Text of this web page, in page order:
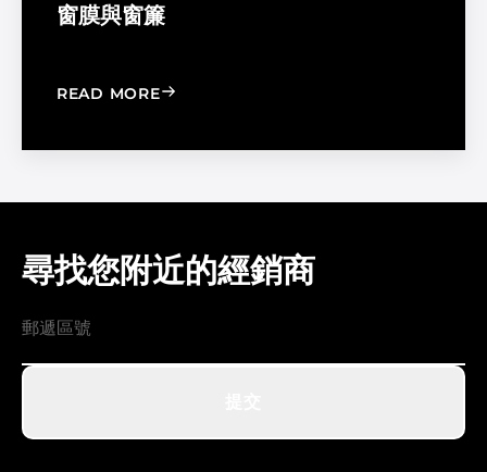
窗膜與窗簾
READ MORE: WINDOW FILM VS. WINDOW
尋找您附近的經銷商